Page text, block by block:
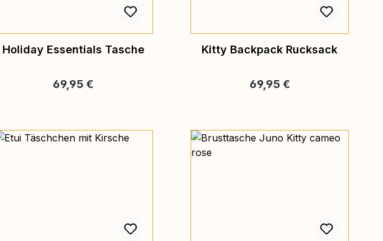
Holiday Essentials Tasche
Regulärer Preis:
69,95 €
Kitty Backpack Rucksack
Regulärer Preis:
69,95 €